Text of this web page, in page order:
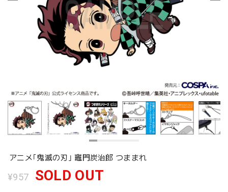
アニメ｢鬼滅の刃｣ 竈門炭治郎 つままれ
¥957 SOLD OUT